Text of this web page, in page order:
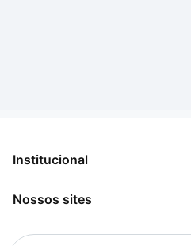
Institucional
Sobre
Contato
Nossos sites
TecMundo